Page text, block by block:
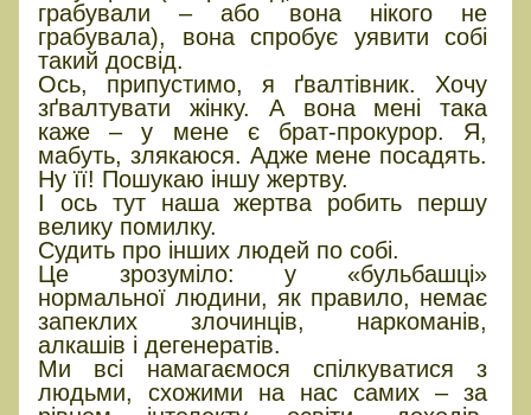
грабували – або вона нікого не
грабувала), вона спробує уявити собі
такий досвід.
Ось, припустимо, я ґвалтівник. Хочу
зґвалтувати жінку. А вона мені така
каже – у мене є брат-прокурор. Я,
мабуть, злякаюся. Адже мене посадять.
Ну її! Пошукаю іншу жертву.
І ось тут наша жертва робить першу
велику помилку.
Судить про інших людей по собі.
Це зрозуміло: у «бульбашці»
нормальної людини, як правило, немає
запеклих злочинців, наркоманів,
алкашів і дегенератів.
Ми всі намагаємося спілкуватися з
людьми, схожими на нас самих – за